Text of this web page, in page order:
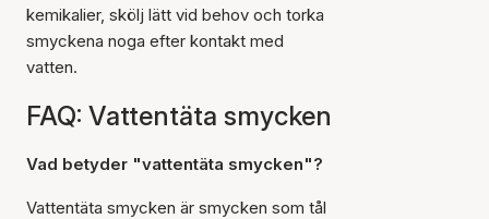
kemikalier, skölj lätt vid behov och torka
smyckena noga efter kontakt med
vatten.
FAQ: Vattentäta smycken
Vad betyder "vattentäta smycken"?
Vattentäta smycken är smycken som tål